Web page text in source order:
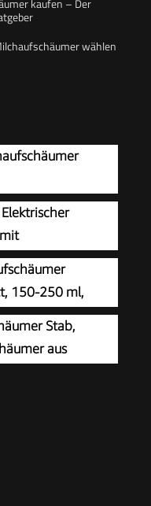
wählen
Tragbarer
U/min, Mini Mixer
150-250 ml,
kabellos, für
Schokolade,
Stab,
aus
Batterien,